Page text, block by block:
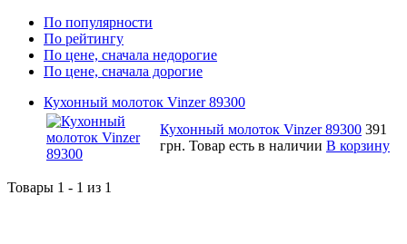
По популярности
По рейтингу
По цене, сначала недорогие
По цене, сначала дорогие
Кухонный молоток Vinzer 89300
Кухонный молоток Vinzer 89300 391
грн. Товар есть в наличии В корзину
Товары 1 - 1 из 1